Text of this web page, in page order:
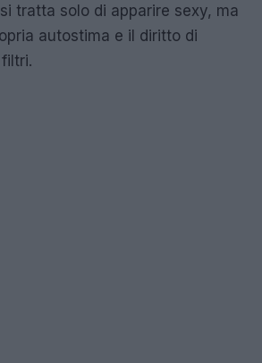
tratta solo di apparire sexy, ma
autostima e il diritto di